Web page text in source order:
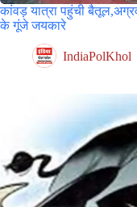
कांवड़ यात्रा पहुंची
के गूंजे जयकारे
IndiaPolKhol